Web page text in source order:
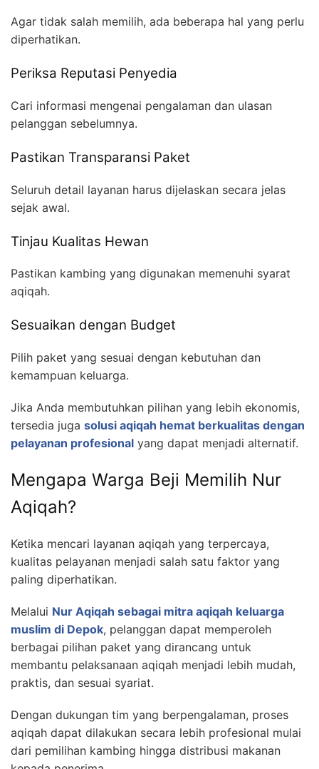
Agar tidak salah memilih, ada beberapa hal yang perlu
diperhatikan.
Periksa Reputasi Penyedia
Cari informasi mengenai pengalaman dan ulasan
pelanggan sebelumnya.
Pastikan Transparansi Paket
Seluruh detail layanan harus dijelaskan secara jelas
sejak awal.
Tinjau Kualitas Hewan
Pastikan kambing yang digunakan memenuhi syarat
aqiqah.
Sesuaikan dengan Budget
Pilih paket yang sesuai dengan kebutuhan dan
kemampuan keluarga.
Jika Anda membutuhkan pilihan yang lebih ekonomis,
tersedia juga solusi aqiqah hemat berkualitas dengan
pelayanan profesional yang dapat menjadi alternatif.
Mengapa Warga Beji Memilih Nur
Aqiqah?
Ketika mencari layanan aqiqah yang terpercaya,
kualitas pelayanan menjadi salah satu faktor yang
paling diperhatikan.
Melalui Nur Aqiqah sebagai mitra aqiqah keluarga
muslim di Depok, pelanggan dapat memperoleh
berbagai pilihan paket yang dirancang untuk
membantu pelaksanaan aqiqah menjadi lebih mudah,
praktis, dan sesuai syariat.
Dengan dukungan tim yang berpengalaman, proses
aqiqah dapat dilakukan secara lebih profesional mulai
dari pemilihan kambing hingga distribusi makanan